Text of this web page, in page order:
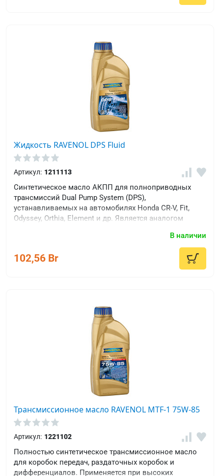
Жидкость RAVENOL DPS Fluid
Артикул: 1211113
Синтетическое масло АКПП для полноприводных
трансмиссий Dual Pump System (DPS),
устанавливаемых на автомобилях Honda CR-V, Fit,
Odyssey, Orthia, Element и др. Является аналогом
В наличии
102,56 Br
Трансмиссионное масло RAVENOL MTF-1 75W-85
Артикул: 1221102
Полностью синтетическое трансмиссионное масло
для коробок передач, раздаточных коробок и
дифференциалов. Применяется при высоких